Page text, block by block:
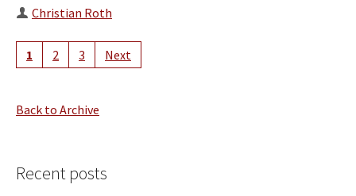
Author
Christian Roth
1 2 3 Next
Back to Archive
Recent posts